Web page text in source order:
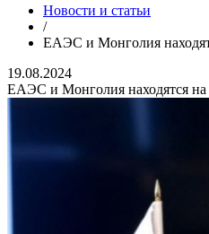
Новости и статьи
/
ЕАЭС и Монголия
19.08.2024
ЕАЭС и Монголия находятся на